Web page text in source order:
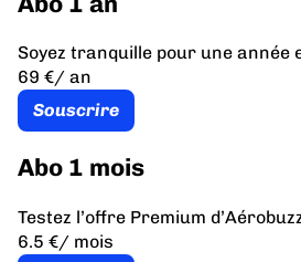
Soyez tranquille pour une année
69 €/ an
Souscrire
Abo 1 mois
Testez l’offre Premium
6.5 €/ mois